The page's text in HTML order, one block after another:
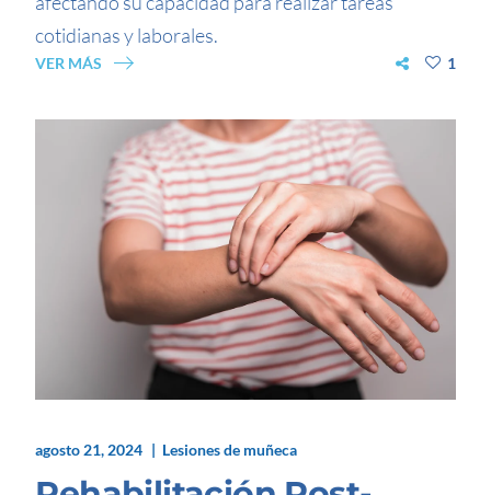
cotidianas y laborales.
VER MÁS 1
agosto 21, 2024 Lesiones de muñeca